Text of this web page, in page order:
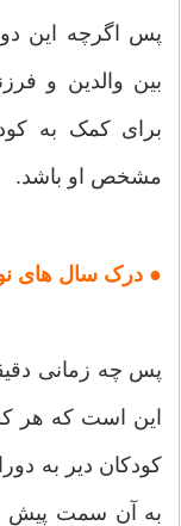
پس اگرچه این
بین والدین و
برای کمک به
مشخص او باشد.
● درک سال های
پس چه زمانی
این است که هر
کودکان دیر به
به آن سمت پیش